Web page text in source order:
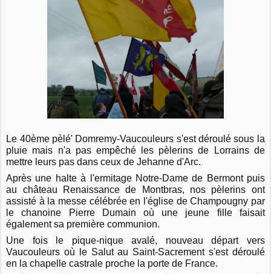
Le 40ème pèlé' Domremy-Vaucouleurs s'est déroulé sous la
pluie mais n'a pas empêché les pèlerins de Lorrains de
mettre leurs pas dans ceux de Jehanne d'Arc.
Après une halte à l'ermitage Notre-Dame de Bermont puis
au château Renaissance de Montbras, nos pèlerins ont
assisté à la messe célébrée en l'église de Champougny par
le chanoine Pierre Dumain où une jeune fille faisait
également sa première communion.
Une fois le pique-nique avalé, nouveau départ vers
Vaucouleurs où le Salut au Saint-Sacrement s'est déroulé
en la chapelle castrale proche la porte de France.